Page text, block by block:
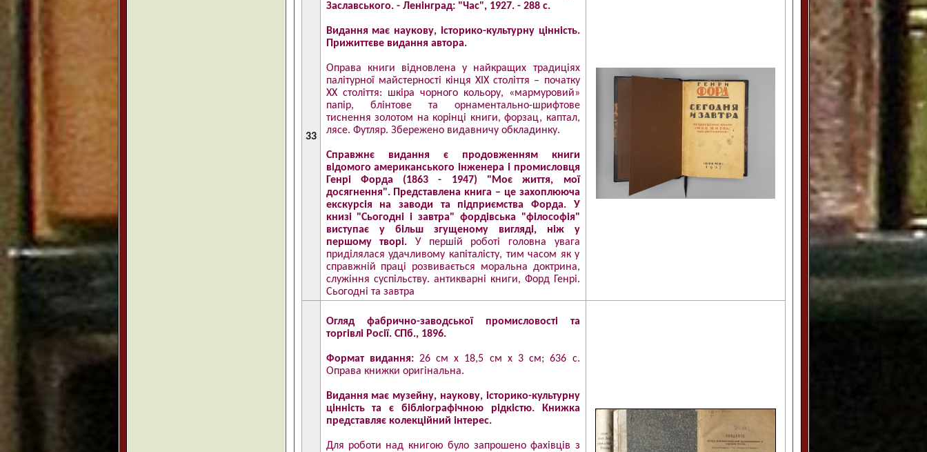
33
Заславського. - Ленінград: "Час", 1927. - 288 c.
Видання має наукову, історико-культурну цінність.
Прижиттєве видання автора.
Оправа книги відновлена у найкращих традиціях
палітурної майстерності кінця XIX століття – початку
ХХ століття: шкіра чорного кольору, «мармуровий»
папір, блінтове та орнаментально-шрифтове
тиснення золотом на корінці книги, форзац, каптал,
лясе. Футляр. Збережено видавничу обкладинку.
Справжнє видання є продовженням книги
відомого американського інженера і промисловця
Генрі Форда (1863 - 1947) "Моє життя, мої
досягнення". Представлена книга – це захоплююча
екскурсія на заводи та підприємства Форда. У
книзі "Сьогодні і завтра" фордівська "філософія"
виступає у більш згущеному вигляді, ніж у
першому творі. У першій роботі головна увага
приділялася удачливому капіталісту, тим часом як у
справжній праці розвивається моральна доктрина,
служіння суспільству. антикварні книги, Форд Генрі.
Сьогодні та завтра
Огляд фабрично-заводської промисловості та
торгівлі Росії. СПб., 1896.
Формат видання:26 см х 18,5 см х 3 см; 636 с.
Оправа книжки оригінальна.
Видання має музейну, наукову, історико-культурну
цінність та є бібліографічною рідкістю. Книжка
представляє колекційний інтерес.
Для роботи над книгою було запрошено фахівців з